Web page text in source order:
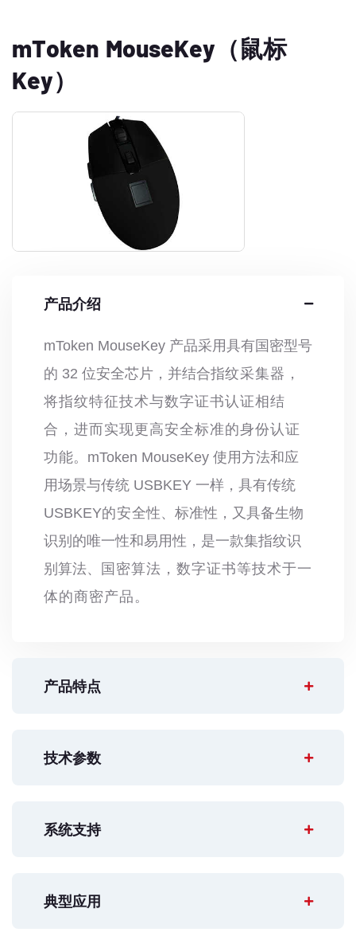
mToken MouseKey（鼠标
Key）
产品介绍
mToken MouseKey 产品采用具有国密型号
的 32 位安全芯片，并结合指纹采集器，
将指纹特征技术与数字证书认证相结
合，进而实现更高安全标准的身份认证
功能。 mToken MouseKey 使用方法和应
用场景与传统 USBKEY 一样，具有传统
USBKEY的安全性、标准性，又具备生物
识别的唯一性和易用性，是一款集指纹识
别算法、
国密算法，数字证书等技术于一
体的商密产品。
产品特点
技术参数
系统支持
典型应用